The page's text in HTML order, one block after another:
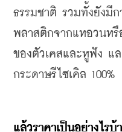
ธรรมชาติ รวมทั้งยังมีก
พลาสติกจากแหอวนหรื
ของตัวเคสและหูฟัง แ
กระดาษรีไซเคิล 100%
แล้วราคาเป็นอย่างไรบ้